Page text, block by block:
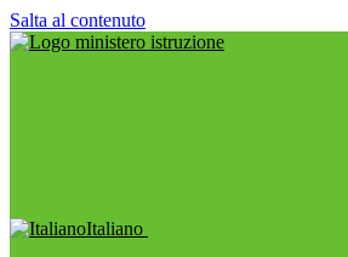
Salta al contenuto
Italiano